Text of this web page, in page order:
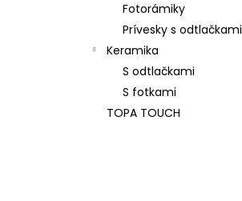
Fotorámiky
Prívesky s odtlačkami
Keramika
S odtlačkami
S fotkami
TOPA TOUCH